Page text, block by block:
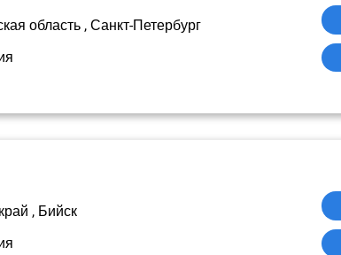
область , Санкт-Петербург
, Бийск